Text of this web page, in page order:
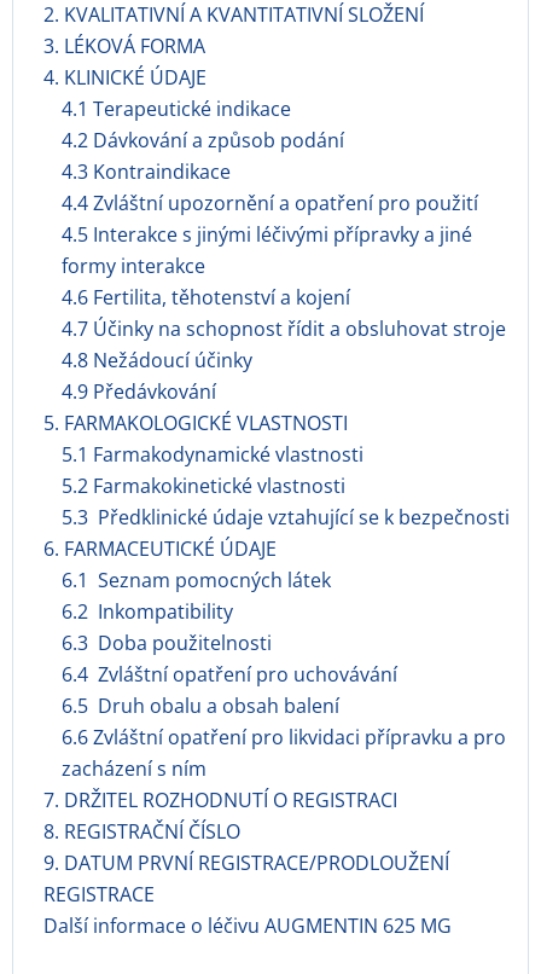
2. KVALITATIVNÍ A KVANTITATIVNÍ SLOŽENÍ
3. LÉKOVÁ FORMA
4. KLINICKÉ ÚDAJE
4.1 Terapeutické indikace
4.2 Dávkování a způsob podání
4.3 Kontraindikace
4.4 Zvláštní upozornění a opatření pro použití
4.5 Interakce s jinými léčivými přípravky a jiné
formy interakce
4.6 Fertilita, těhotenství a kojení
4.7 Účinky na schopnost řídit a obsluhovat stroje
4.8 Nežádoucí účinky
4.9 Předávkování
5. FARMAKOLOGICKÉ VLASTNOSTI
5.1 Farmakodynamické vlastnosti
5.2 Farmakokinetické vlastnosti
5.3 Předklinické údaje vztahující se k bezpečnosti
6. FARMACEUTICKÉ ÚDAJE
6.1 Seznam pomocných látek
6.2 Inkompatibility
6.3 Doba použitelnosti
6.4 Zvláštní opatření pro uchovávání
6.5 Druh obalu a obsah balení
6.6 Zvláštní opatření pro likvidaci přípravku a pro
zacházení s ním
7. DRŽITEL ROZHODNUTÍ O REGISTRACI
8. REGISTRAČNÍ ČÍSLO
9. DATUM PRVNÍ REGISTRACE/PRODLOUŽENÍ
REGISTRACE
Další informace o léčivu AUGMENTIN 625 MG